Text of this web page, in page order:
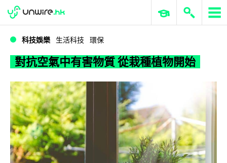
對抗空氣中有害物質 從栽種植物開始
WWDC 2026 ERP 與商業 AI
科技娛樂 生活科技 環保
對抗空氣中有害物質 從栽種植物開始